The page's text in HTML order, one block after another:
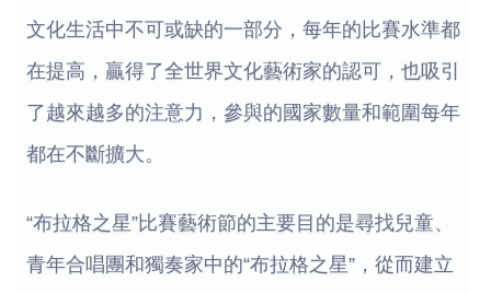
文化生活中不可或缺的一部分，每年的比賽水準都
在提高，贏得了全世界文化藝術家的認可，也吸引
了越來越多的注意力，參與的國家數量和範圍每年
都在不斷擴大。
“布拉格之星”比賽藝術節的主要目的是尋找兒童、
青年合唱團和獨奏家中的“布拉格之星”，從而建立